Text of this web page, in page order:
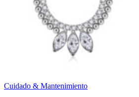
Cuidado & Mantenimiento